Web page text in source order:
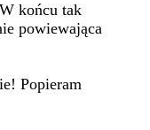
końcu tak
powiewająca
Popieram